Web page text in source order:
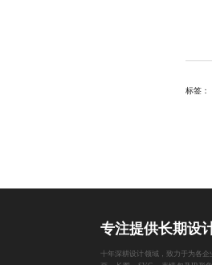
标签：
专注提供长期设
十年深耕设计领域，致力于为各